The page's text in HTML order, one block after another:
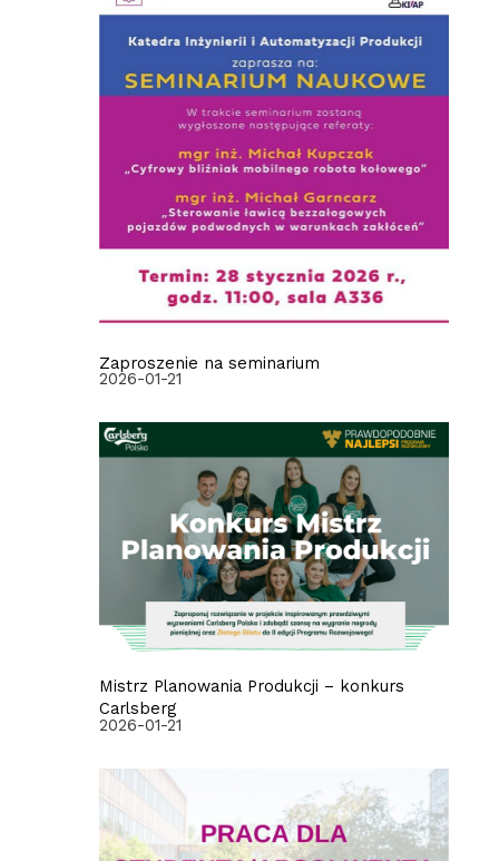
Zaproszenie na seminarium
2026-01-21
Mistrz Planowania Produkcji – konkurs
Carlsberg
2026-01-21